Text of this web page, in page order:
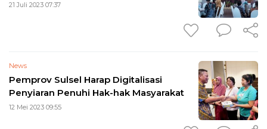
21 Juli 2023 07:37
News
Pemprov Sulsel Harap Digitalisasi
Penyiaran Penuhi Hak-hak Masyarakat
12 Mei 2023 09:55